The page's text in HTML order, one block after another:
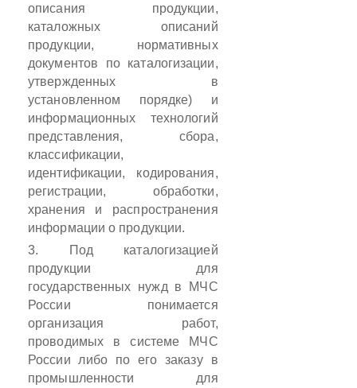
описания продукции,
каталожных описаний
продукции, нормативных
документов по каталогизации,
утвержденных в
установленном порядке) и
информационных технологий
представления, сбора,
классификации,
идентификации, кодирования,
регистрации, обработки,
хранения и распространения
информации о продукции.
3. Под каталогизацией
продукции для
государственных нужд в МЧС
России понимается
организация работ,
проводимых в системе МЧС
России либо по его заказу в
промышленности для